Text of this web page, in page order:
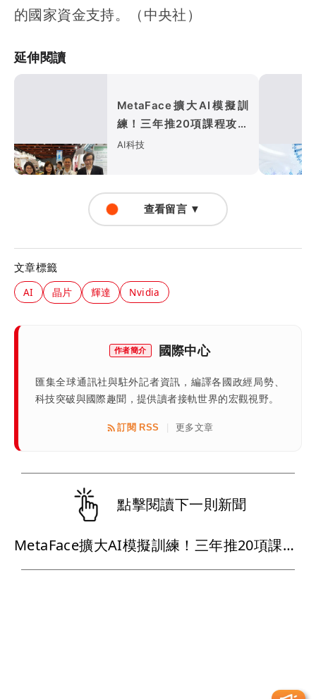
的國家資金支持。（中央社）
延伸閱讀
MetaFace擴大AI模擬訓
練！三年推20項課程攻護
理長照
AI科技
查看留言 ▼
文章標籤
AI 晶片 輝達 Nvidia
作者簡介 國際中心
匯集全球通訊社與駐外記者資訊，編譯各國政經局勢、
科技突破與國際趣聞，提供讀者接軌世界的宏觀視野。
訂閱 RSS 更多文章
點擊閱讀下一則新聞
MetaFace擴大AI模擬訓練！三年推20項課程攻護理長照